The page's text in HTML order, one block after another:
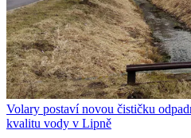
Volary postaví novou čističku
kvalitu vody v Lipně